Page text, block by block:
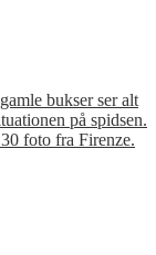
bukser ser alt
på spidsen.
foto fra Firenze.